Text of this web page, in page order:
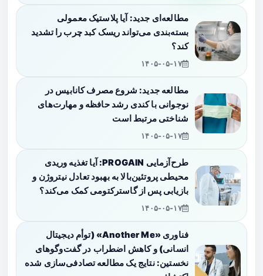
مطالعه‌ای جدید: آیا پلاستیک معمولی
بسته‌بندی می‌تواند ریسک کبد چرب را تشدید
کند؟
۱۴۰۵-۰۵-۱۷
مطالعه جدید: شروع مصرف کانابیس در
نوجوانی با کندی رشد حافظه و مهارت‌های
شناختی مرتبط است
۱۴۰۵-۰۵-۱۷
طرح‌آزمایی PROGAIN: آیا تغذیه وریدی
محیطی پروتئین‌بالا به بهبود تعادل نیتروژن و
بازیابی پس از گاسترکتومی کمک می‌کند؟
۱۴۰۵-۰۵-۱۷
فناوری «Another Me» (توأم دیجیتال
انسانی) و کاهش اضطراب در گفت‌وگوهای
نخستین: نتایج یک مطالعه تصادفی‌سازی شده